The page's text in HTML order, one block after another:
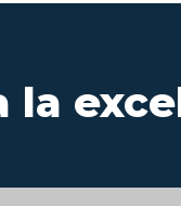
la